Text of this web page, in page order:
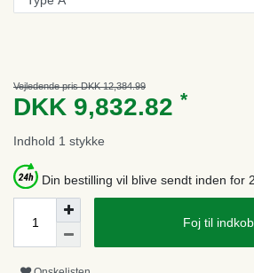
Vejledende pris DKK 12,384.99
DKK 9,832.82 *
Indhold 1 stykke
Din bestilling vil blive sendt inden for
Foj til